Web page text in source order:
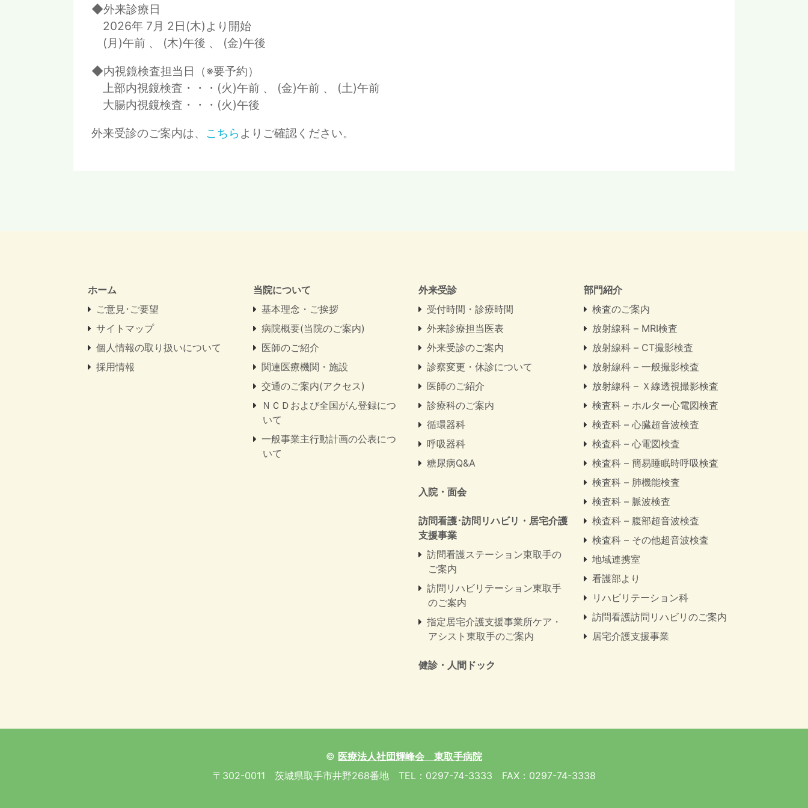
◆外来診療日
2026年 7月 2日(木)より開始
(月)午前 、 (木)午後 、 (金)午後
◆内視鏡検査担当日（※要予約）
上部内視鏡検査・・・(火)午前 、 (金)午前 、 (土)午前
大腸内視鏡検査・・・(火)午後
外来受診のご案内は、 こちら よりご確認ください。
ホーム
ご意見･ご要望
サイトマップ
個人情報の取り扱いについて
採用情報
当院について
基本理念・ご挨拶
病院概要(当院のご案内)
医師のご紹介
関連医療機関・施設
交通のご案内(アクセス)
ＮＣＤおよび全国がん登録につ
いて
一般事業主行動計画の公表につ
いて
外来受診
受付時間・診療時間
外来診療担当医表
外来受診のご案内
診察変更・休診について
医師のご紹介
診療科のご案内
循環器科
呼吸器科
糖尿病Q&A
入院・面会
訪問看護･訪問リハビリ・居宅介護
支援事業
訪問看護ステーション東取手の
ご案内
訪問リハビリテーション東取手
のご案内
指定居宅介護支援事業所ケア・
アシスト東取手のご案内
健診・人間ドック
部門紹介
検査のご案内
放射線科 – MRI検査
放射線科 – CT撮影検査
放射線科 – 一般撮影検査
放射線科 – Ｘ線透視撮影検査
検査科 – ホルター心電図検査
検査科 – 心臓超音波検査
検査科 – 心電図検査
検査科 – 簡易睡眠時呼吸検査
検査科 – 肺機能検査
検査科 – 脈波検査
検査科 – 腹部超音波検査
検査科 – その他超音波検査
地域連携室
看護部より
リハビリテーション科
訪問看護訪問リハビリのご案内
居宅介護支援事業
© 医療法人社団輝峰会 東取手病院
〒302-0011 茨城県取手市井野268番地 TEL：0297-74-3333 FAX：0297-74-3338